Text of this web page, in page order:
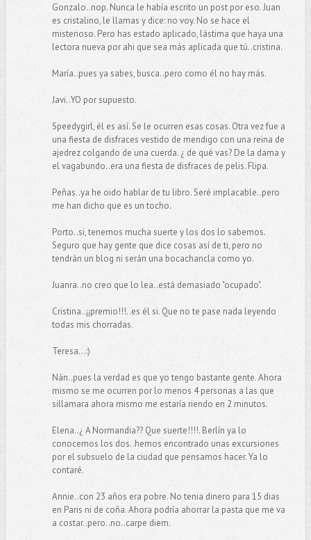
Gonzalo..nop. Nunca le había escrito un post por eso. Juan
es cristalino, le llamas y dice: no voy. No se hace el
misterioso. Pero has estado aplicado, lástima que haya una
lectora nueva por ahi que sea más aplicada que tú..cristina.
María..pues ya sabes, busca..pero como él no hay más.
Javi..YO por supuesto.
Speedygirl, él es así. Se le ocurren esas cosas. Otra vez fue a
una fiesta de disfraces vestido de mendigo con una reina de
ajedrez colgando de una cuerda. ¿ de qué vas? De la dama y
el vagabundo..era una fiesta de disfraces de pelis. Flipa.
Peñas..ya he oido hablar de tu libro. Seré implacable..pero
me han dicho que es un tocho.
Porto..si, tenemos mucha suerte y los dos lo sabemos.
Seguro que hay gente que dice cosas así de ti, pero no
tendrán un blog ni serán una bocachancla como yo.
Juanra..no creo que lo lea..está demasiado "ocupado".
Cristina..¡¡premio!!!..es él si. Que no te pase nada leyendo
todas mis chorradas.
Teresa...:)
Nán..pues la verdad es que yo tengo bastante gente. Ahora
mismo se me ocurren por lo menos 4 personas a las que
sillamara ahora mismo me estaría riendo en 2 minutos.
Elena..¿ A Normandia?? Que suerte!!!!. Berlín ya lo
conocemos los dos..hemos encontrado unas excursiones
por el subsuelo de la ciudad que pensamos hacer. Ya lo
contaré.
Annie..con 23 años era pobre. No tenia dinero para 15 dias
en Paris ni de coña. Ahora podría ahorrar la pasta que me va
a costar..pero..no..carpe diem.